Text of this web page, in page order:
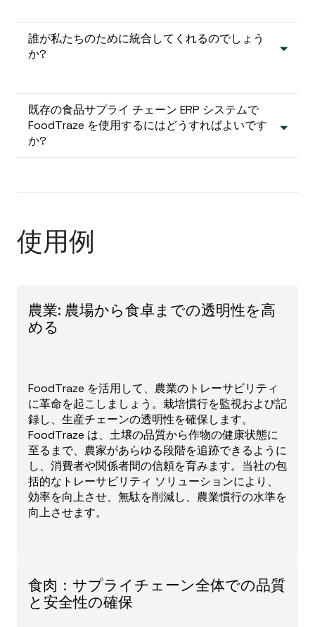
誰が私たちのために統合してくれるのでしょう
か?
既存の食品サプライ チェーン ERP システムで
FoodTraze を使用するにはどうすればよいです
か?
使用例
農業: 農場から食卓までの透明性を高
める
FoodTraze を活用して、農業のトレーサビリティ
に革命を起こしましょう。栽培慣行を監視および記
録し、生産チェーンの透明性を確保します。
FoodTraze は、土壌の品質から作物の健康状態に
至るまで、農家があらゆる段階を追跡できるように
し、消費者や関係者間の信頼を育みます。当社の包
括的なトレーサビリティ ソリューションにより、
効率を向上させ、無駄を削減し、農業慣行の水準を
向上させます。
食肉：サプライチェーン全体での品質
と安全性の確保